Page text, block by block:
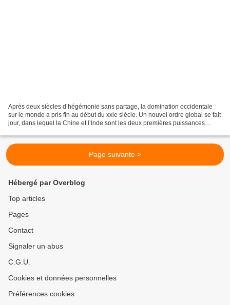
Après deux siècles d’hégémonie sans partage, la domination occidentale
sur le monde a pris fin au début du xxie siècle. Un nouvel ordre global se fait
jour, dans lequel la Chine et l’Inde sont les deux premières puissances
Page suivante >
Hébergé par Overblog
Top articles
Pages
Contact
Signaler un abus
C.G.U.
Cookies et données personnelles
Préférences cookies